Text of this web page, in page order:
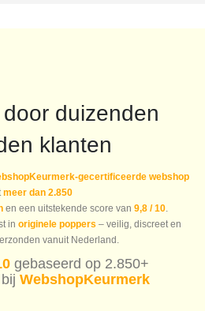
duizenden
klanten
gecertificeerde webshop
meer dan 2.850
en een uitstekende score van 9,8 / 10.
in originele poppers – veilig, discreet en
vanuit Nederland.
gebaseerd op 2.850+
WebshopKeurmerk